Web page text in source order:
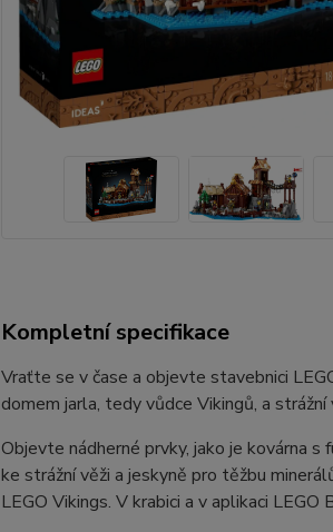
Kompletní specifikace
Vraťte se v čase a objevte stavebnici
domem jarla, tedy vůdce Vikingů, a
Objevte nádherné prvky, jako je kovárna
ke strážní věži a jeskyně pro těžbu
LEGO Vikings. V krabici a v aplikaci